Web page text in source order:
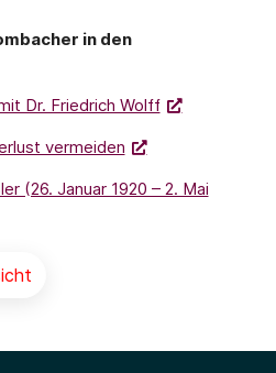
in den
Dr. Friedrich Wolff
vermeiden
(26. Januar 1920 – 2. Mai